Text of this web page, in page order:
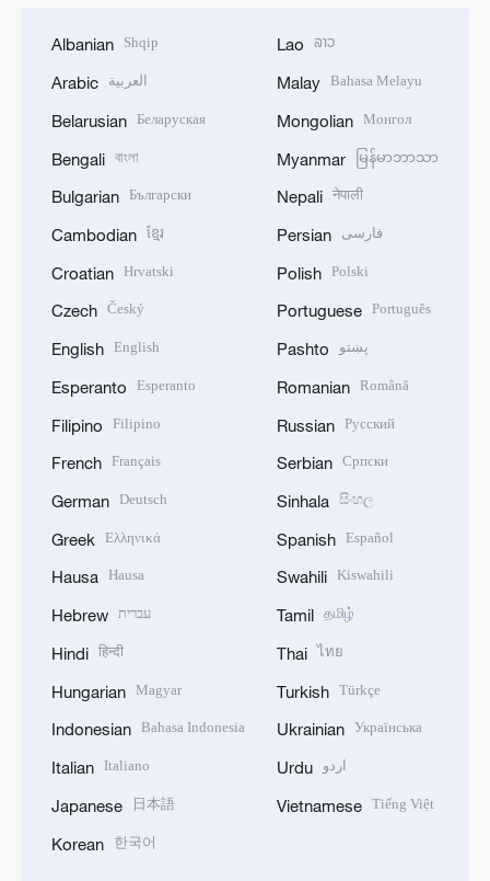
Albanian Shqip
Arabic العربية
Belarusian Беларуская
Bengali বাংলা
Bulgarian Български
Cambodian ខ្មែរ
Croatian Hrvatski
Czech Český
English English
Esperanto Esperanto
Filipino Filipino
French Français
German Deutsch
Greek Ελληνικά
Hausa Hausa
Hebrew עברית
Hindi हिन्दी
Hungarian Magyar
Indonesian Bahasa Indonesia
Italian Italiano
Japanese 日本語
Korean 한국어
Lao ລາວ
Malay Bahasa Melayu
Mongolian Монгол
Myanmar မြန်မာဘာသာ
Nepali नेपाली
Persian فارسی
Polish Polski
Portuguese Português
Pashto پښتو
Romanian Română
Russian Русский
Serbian Српски
Sinhala සිංහල
Spanish Español
Swahili Kiswahili
Tamil தமிழ்
Thai ไทย
Turkish Türkçe
Ukrainian Українська
Urdu اردو
Vietnamese Tiếng Việt